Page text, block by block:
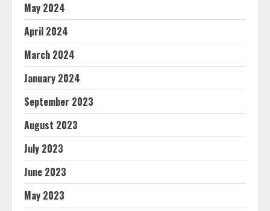
May 2024
April 2024
March 2024
January 2024
September 2023
August 2023
July 2023
June 2023
May 2023